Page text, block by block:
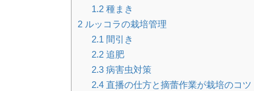
1.2種まき
2 ルッコラの栽培管理
2.1 間引き
2.2追肥
2.3病害虫対策
2.4直播の仕方と摘蕾作業が栽培のコツ